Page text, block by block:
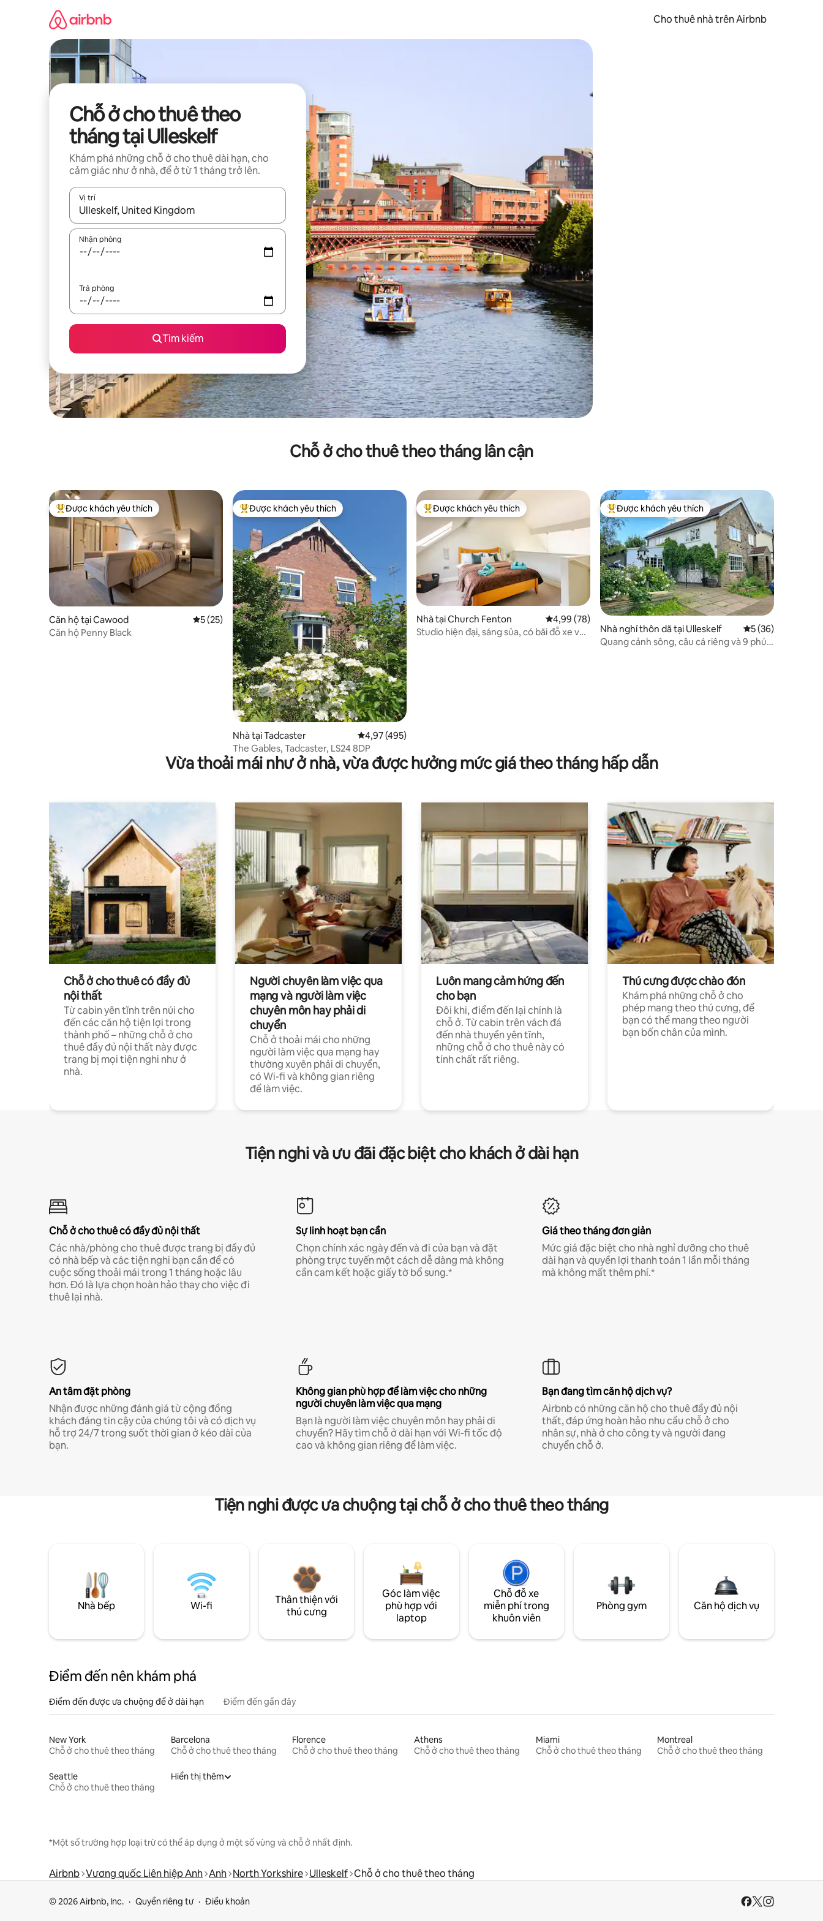
Cho thuê nhà trên Airbnb
Chỗ ở cho thuê theo
tháng tại Ulleskelf
Khám phá những chỗ ở cho thuê dài hạn, cho
cảm giác như ở nhà, để ở từ 1 tháng trở lên.
Vị trí
Khi có kết quả, hãy điều hướng bằng phím mũi tên lên và xuống hoặc khám phá bằng các thao tác chạm hoặc vuốt.
Nhận phòng
Trả phòng
Tìm kiếm
Chỗ ở cho thuê theo tháng lân cận
Được khách yêu thích nhất
Được khách yêu thích
Căn hộ tại Cawood Xếp hạng trung bình 5/5, 25 đánh giá
5 (25)
Căn hộ Penny Black
Được khách yêu thích nhất
Được khách yêu thích
Nhà tại Tadcaster Xếp hạng trung bình 4,97/5, 495 đánh giá
4,97 (495)
The Gables, Tadcaster, LS24 8DP
Được khách yêu thích nhất
Được khách yêu thích
Nhà tại Church Fenton Xếp hạng trung bình 4,99/5, 78 đánh giá
4,99 (78)
Studio hiện đại, sáng sủa, có bãi đỗ xe và
Được khách yêu thích nhất
Được khách yêu thích
Nhà nghỉ thôn dã tại Ulleskelf Xếp hạng trung
5 (36)
Quang cảnh sông, câu cá riêng và 9 phút
Vừa thoải mái như ở nhà, vừa được hưởng mức giá theo tháng hấp dẫn
Chỗ ở cho thuê có đầy đủ
nội thất
Từ cabin yên tĩnh trên núi cho
đến các căn hộ tiện lợi trong
thành phố – những chỗ ở cho
thuê đầy đủ nội thất này được
trang bị mọi tiện nghi như ở
nhà.
Người chuyên làm việc qua
mạng và người làm việc
chuyên môn hay phải di
chuyển
Chỗ ở thoải mái cho những
người làm việc qua mạng hay
thường xuyên phải di chuyển,
có Wi-fi và không gian riêng
để làm việc.
Luôn mang cảm hứng đến
cho bạn
Đôi khi, điểm đến lại chính là
chỗ ở. Từ cabin trên vách đá
đến nhà thuyền yên tĩnh,
những chỗ ở cho thuê này có
tính chất rất riêng.
Thú cưng được chào đón
Khám phá những chỗ ở cho
phép mang theo thú cưng, để
bạn có thể mang theo người
bạn bốn chân của mình.
Tiện nghi và ưu đãi đặc biệt cho khách ở dài hạn
Chỗ ở cho thuê có đầy đủ nội thất
Các nhà/phòng cho thuê được trang bị đầy đủ
có nhà bếp và các tiện nghi bạn cần để có
cuộc sống thoải mái trong 1 tháng hoặc lâu
hơn. Đó là lựa chọn hoàn hảo thay cho việc đi
thuê lại nhà.
Sự linh hoạt bạn cần
Chọn chính xác ngày đến và đi của bạn và đặt
phòng trực tuyến một cách dễ dàng mà không
cần cam kết hoặc giấy tờ bổ sung.*
Giá theo tháng đơn giản
Mức giá đặc biệt cho nhà nghỉ dưỡng cho thuê
dài hạn và quyền lợi thanh toán 1 lần mỗi tháng
mà không mất thêm phí.*
An tâm đặt phòng
Nhận được những đánh giá từ cộng đồng
khách đáng tin cậy của chúng tôi và có dịch vụ
hỗ trợ 24/7 trong suốt thời gian ở kéo dài của
bạn.
Không gian phù hợp để làm việc cho những
người chuyên làm việc qua mạng
Bạn là người làm việc chuyên môn hay phải di
chuyển? Hãy tìm chỗ ở dài hạn với Wi-fi tốc độ
cao và không gian riêng để làm việc.
Bạn đang tìm căn hộ dịch vụ?
Airbnb có những căn hộ cho thuê đầy đủ nội
thất, đáp ứng hoàn hảo nhu cầu chỗ ở cho
nhân sự, nhà ở cho công ty và người đang
chuyển chỗ ở.
Tiện nghi được ưa chuộng tại chỗ ở cho thuê theo tháng
Nhà bếp Wi-fi
Thân thiện với
thú cưng
Góc làm việc
phù hợp với
laptop
Chỗ đỗ xe
miễn phí trong
khuôn viên
Phòng gym Căn hộ dịch vụ
Điểm đến nên khám phá
Điểm đến được ưa chuộng để ở dài hạn Điểm đến gần đây
New York
Chỗ ở cho thuê theo tháng
Barcelona
Chỗ ở cho thuê theo tháng
Florence
Chỗ ở cho thuê theo tháng
Athens
Chỗ ở cho thuê theo tháng
Miami
Chỗ ở cho thuê theo tháng
Montreal
Chỗ ở cho thuê theo tháng
Seattle
Chỗ ở cho thuê theo tháng
Hiển thị thêm
*Một số trường hợp loại trừ có thể áp dụng ở một số vùng và chỗ ở nhất định.
Airbnb Vương quốc Liên hiệp Anh Anh North Yorkshire Ulleskelf Chỗ ở cho thuê theo tháng
© 2026 Airbnb, Inc. Quyền riêng tư Điều khoản